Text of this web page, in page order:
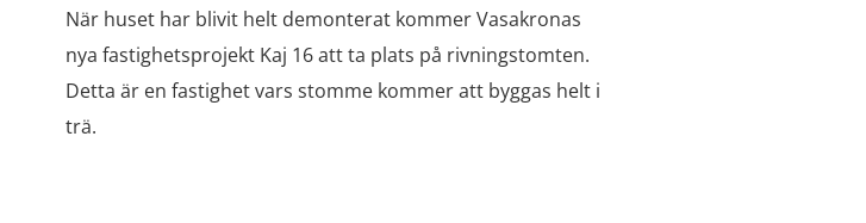
När huset har blivit helt demonterat kommer Vasakronas
nya fastighetsprojekt Kaj 16 att ta plats på rivningstomten.
Detta är en fastighet vars stomme kommer att byggas helt i
trä.